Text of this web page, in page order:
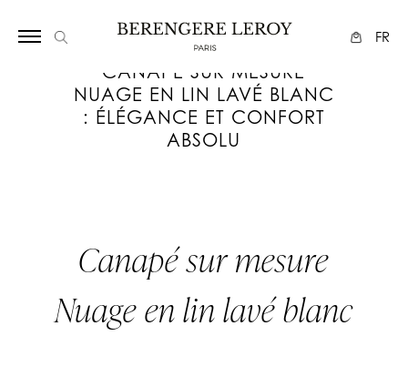
FR
CANAPÉ SUR MESURE
NUAGE EN LIN LAVÉ BLANC
: ÉLÉGANCE ET CONFORT
ABSOLU
Canapé sur mesure
Nuage en lin lavé blanc